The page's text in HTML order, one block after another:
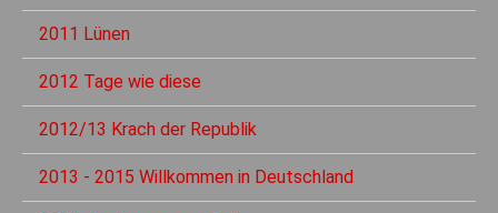
2011 Lünen
2012 Tage wie diese
2012/13 Krach der Republik
2013 - 2015 Willkommen in Deutschland